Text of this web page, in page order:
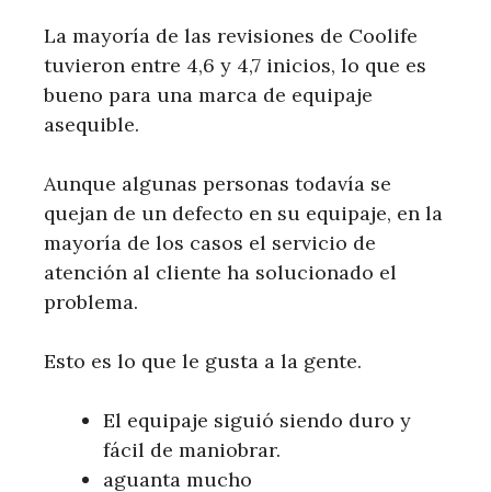
La mayoría de las revisiones de Coolife
tuvieron entre 4,6 y 4,7 inicios, lo que es
bueno para una marca de equipaje
asequible.
Aunque algunas personas todavía se
quejan de un defecto en su equipaje, en la
mayoría de los casos el servicio de
atención al cliente ha solucionado el
problema.
Esto es lo que le gusta a la gente.
El equipaje siguió siendo duro y
fácil de maniobrar.
aguanta mucho